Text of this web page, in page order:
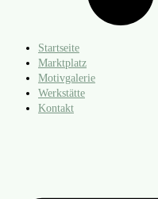
Startseite
Marktplatz
Motivgalerie
Werkstätte
Kontakt